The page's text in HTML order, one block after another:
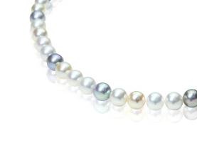
カートを見る